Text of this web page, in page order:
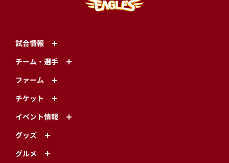
試合情報
チーム・選手
ファーム
チケット
イベント情報
グッズ
グルメ